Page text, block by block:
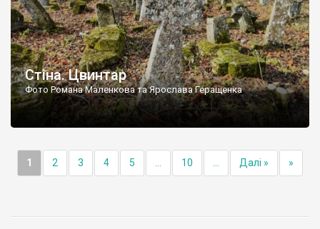
Стіна. Цвинтар
Фото Романа Маленкова та Ярослава Геращенка
1 2 3 4 5 10 Далі » »